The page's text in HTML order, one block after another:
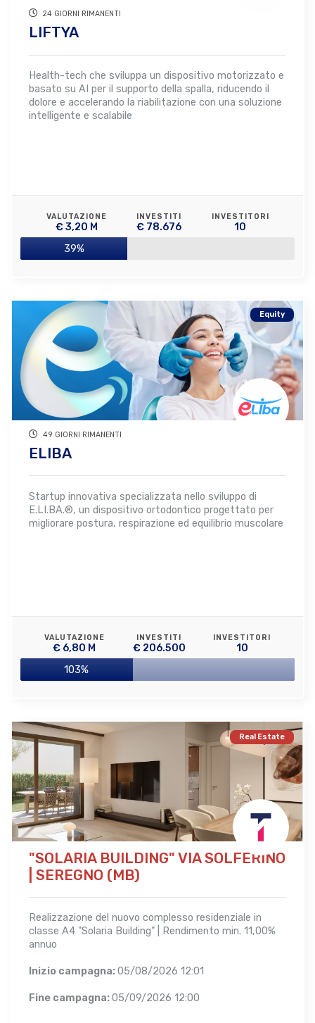
24 GIORNI RIMANENTI
LIFTYA
Health-tech che sviluppa un dispositivo motorizzato e
basato su AI per il supporto della spalla, riducendo il
dolore e accelerando la riabilitazione con una soluzione
intelligente e scalabile
VALUTAZIONE
€ 3,20 M
INVESTITI
€ 78.676
INVESTITORI
10
39%
Equity
49 GIORNI RIMANENTI
ELIBA
Startup innovativa specializzata nello sviluppo di
E.LI.BA.®, un dispositivo ortodontico progettato per
migliorare postura, respirazione ed equilibrio muscolare
VALUTAZIONE
€ 6,80 M
INVESTITI
€ 206.500
INVESTITORI
10
103%
Real Estate
"SOLARIA BUILDING" VIA SOLFERINO
| SEREGNO (MB)
Realizzazione del nuovo complesso residenziale in
classe A4 "Solaria Building" | Rendimento min. 11,00%
annuo
Inizio campagna:05/08/2026 12:01
Fine campagna:05/09/2026 12:00